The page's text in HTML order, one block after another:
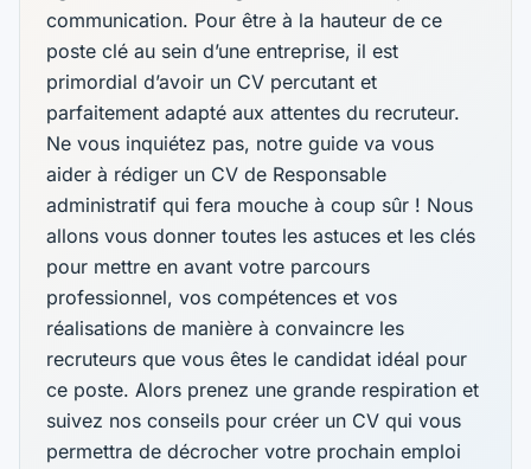
communication. Pour être à la hauteur de ce
poste clé au sein d’une entreprise, il est
primordial d’avoir un CV percutant et
parfaitement adapté aux attentes du recruteur.
Ne vous inquiétez pas, notre guide va vous
aider à rédiger un CV de Responsable
administratif qui fera mouche à coup sûr ! Nous
allons vous donner toutes les astuces et les clés
pour mettre en avant votre parcours
professionnel, vos compétences et vos
réalisations de manière à convaincre les
recruteurs que vous êtes le candidat idéal pour
ce poste. Alors prenez une grande respiration et
suivez nos conseils pour créer un CV qui vous
permettra de décrocher votre prochain emploi